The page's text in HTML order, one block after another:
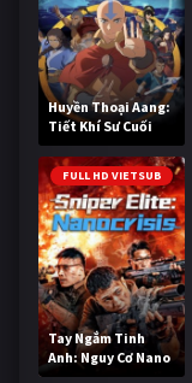
Huyền Thoại Aang:
Tiết Khí Sư Cuối
Cùng
FULL HD VIETSUB
Tay Ngắm Tinh
Anh: Nguy Cơ Nano